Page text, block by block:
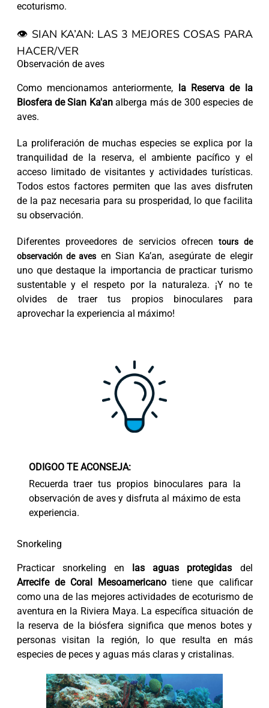
ecoturismo.
👁️ SIAN KA’AN: LAS 3 MEJORES COSAS PARA
HACER/VER
Observación de aves
Como mencionamos anteriormente, la Reserva de la
Biosfera de Sian Ka'analberga más de 300 especies de
aves.
La proliferación de muchas especies se explica por la
tranquilidad de la reserva, el ambiente pacífico y el
acceso limitado de visitantes y actividades turísticas.
Todos estos factores permiten que las aves disfruten
de la paz necesaria para su prosperidad, lo que facilita
su observación.
Diferentes proveedores de servicios ofrecentours de
observación de aves en Sian Ka’an, asegúrate de elegir
uno que destaque la importancia de practicar turismo
sustentable y el respeto por la naturaleza. ¡Y no te
olvides de traer tus propios binoculares para
aprovechar la experiencia al máximo!
ODIGOO TE ACONSEJA:
Recuerda traer tus propios binoculares para la
observación de aves y disfruta al máximo de esta
experiencia.
Snorkeling
Practicar snorkeling en las aguas protegidas del
Arrecife de Coral Mesoamericano tiene que calificar
como una de las mejores actividades de ecoturismo de
aventura en la Riviera Maya. La específica situación de
la reserva de la biósfera significa que menos botes y
personas visitan la región, lo que resulta en más
especies de peces y aguas más claras y cristalinas.